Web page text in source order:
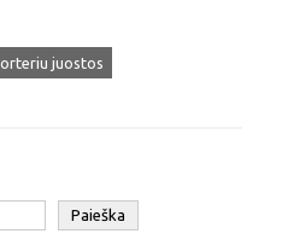
juostos
Paieška